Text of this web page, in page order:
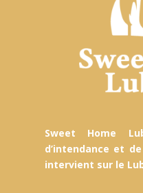
Sweet Home
d’intendance et
intervient sur le